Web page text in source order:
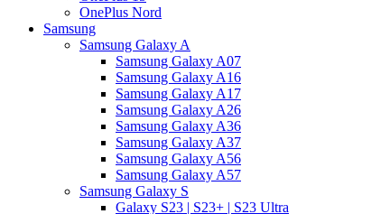
OnePlus Nord
Samsung
Samsung Galaxy A
Samsung Galaxy A07
Samsung Galaxy A16
Samsung Galaxy A17
Samsung Galaxy A26
Samsung Galaxy A36
Samsung Galaxy A37
Samsung Galaxy A56
Samsung Galaxy A57
Samsung Galaxy S
Galaxy S23 | S23+ | S23 Ultra